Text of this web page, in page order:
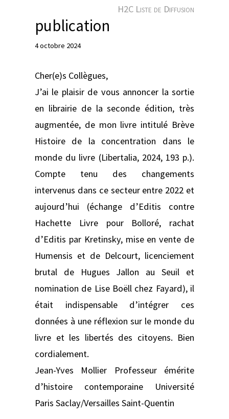
H2C Liste de Diffusion
publication
4 octobre 2024
Cher(e)s Collègues,
J’ai le plaisir de vous annoncer la sortie
en librairie de la seconde édition, très
augmentée, de mon livre intitulé Brève
Histoire de la concentration dans le
monde du livre (Libertalia, 2024, 193 p.).
Compte tenu des changements
intervenus dans ce secteur entre 2022 et
aujourd’hui (échange d’Editis contre
Hachette Livre pour Bolloré, rachat
d’Editis par Kretinsky, mise en vente de
Humensis et de Delcourt, licenciement
brutal de Hugues Jallon au Seuil et
nomination de Lise Boëll chez Fayard), il
était indispensable d’intégrer ces
données à une réflexion sur le monde du
livre et les libertés des citoyens. Bien
cordialement.
Jean-Yves Mollier Professeur émérite
d’histoire contemporaine Université
Paris Saclay/Versailles Saint-Quentin